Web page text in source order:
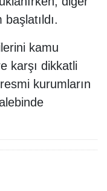
kamu
karşı dikkatli
kurumların